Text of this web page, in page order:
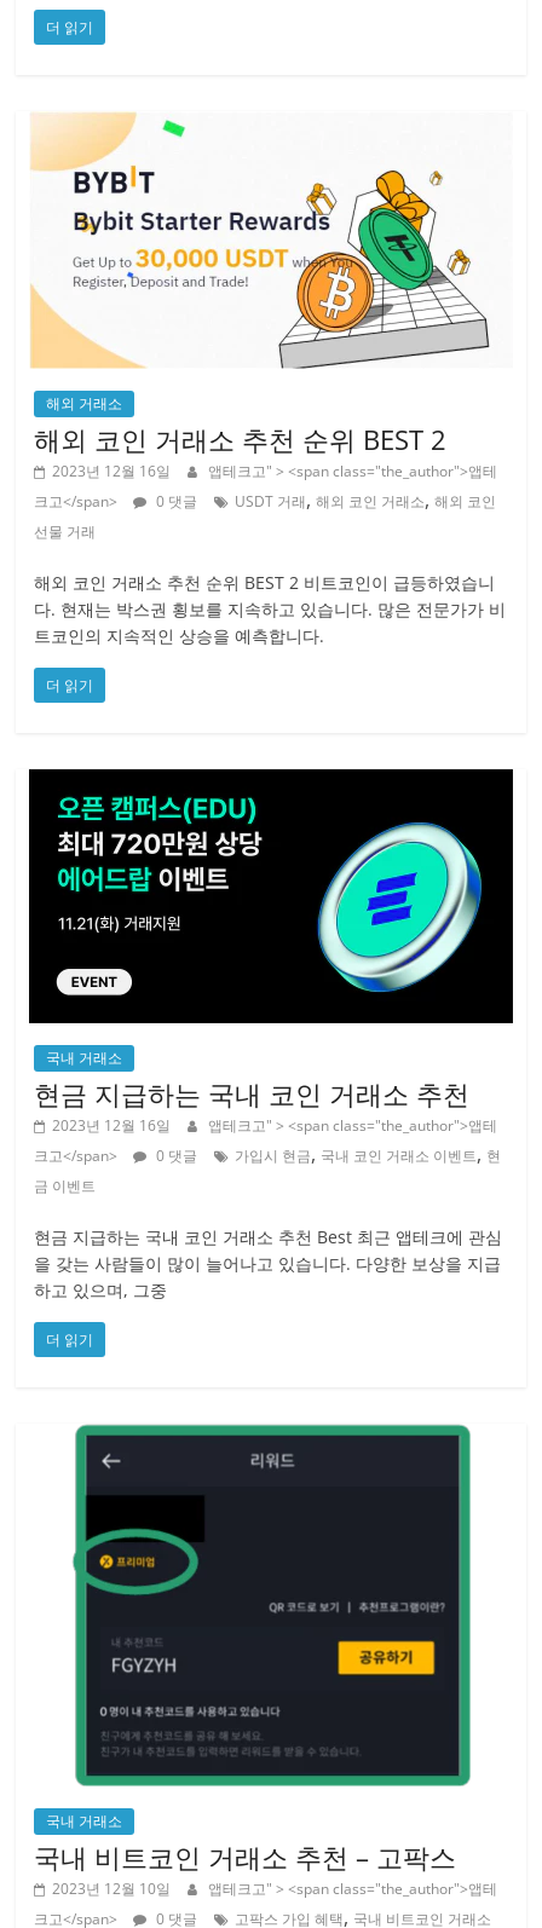
더 읽기
해외 거래소
해외 코인 거래소 추천 순위 BEST 2
2023년 12월 16일 앱테크고" > <span class="the_author">앱테
크고</span>
0 댓글 USDT 거래,해외 코인 거래소,해외 코인
선물 거래
해외 코인 거래소 추천 순위 BEST 2 비트코인이 급등하였습니
다. 현재는 박스권 횡보를 지속하고 있습니다. 많은 전문가가 비
트코인의 지속적인 상승을 예측합니다.
더 읽기
국내 거래소
현금 지급하는 국내 코인 거래소 추천
2023년 12월 16일 앱테크고" > <span class="the_author">앱테
크고</span>
0 댓글 가입시 현금, 국내 코인 거래소 이벤트, 현
금 이벤트
현금 지급하는 국내 코인 거래소 추천 Best 최근 앱테크에 관심
을 갖는 사람들이 많이 늘어나고 있습니다. 다양한 보상을 지급
하고 있으며, 그중
더 읽기
국내 거래소
국내 비트코인 거래소 추천 – 고팍스
2023년 12월 10일 앱테크고" > <span class="the_author">앱테
크고</span>
0 댓글 고팍스 가입 혜택, 국내 비트코인 거래소